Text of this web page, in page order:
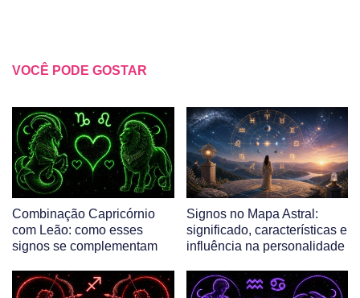
VOCÊ PODE GOSTAR
Combinação Capricórnio
com Leão: como esses
signos se complementam
Signos no Mapa Astral:
significado, características e
influência na personalidade